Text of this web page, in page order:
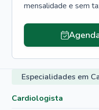
mensalidade e sem
Especialidades em
Cardiologista